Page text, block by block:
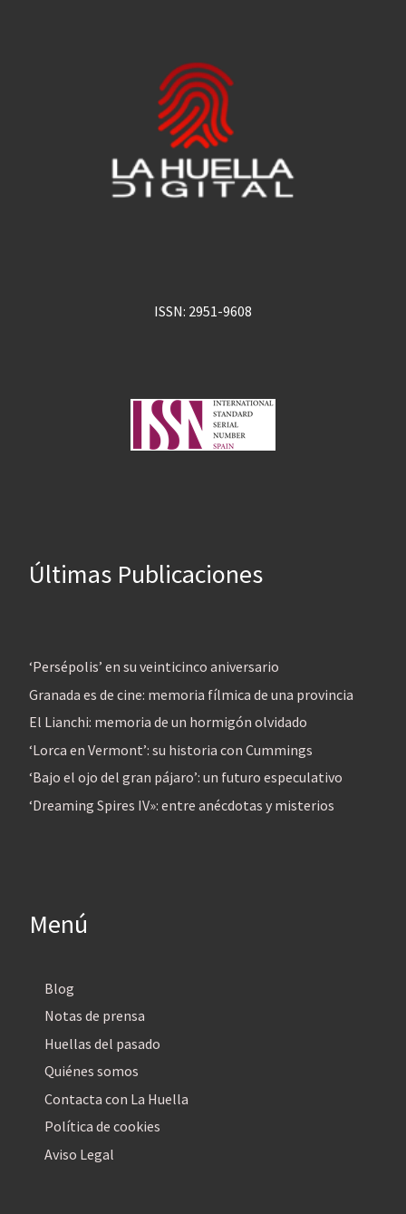
ISSN: 2951-9608
Últimas Publicaciones
‘Persépolis’ en su veinticinco aniversario
Granada es de cine: memoria fílmica de una provincia
El Lianchi: memoria de un hormigón olvidado
‘Lorca en Vermont’: su historia con Cummings
‘Bajo el ojo del gran pájaro’: un futuro especulativo
‘Dreaming Spires IV»: entre anécdotas y misterios
Menú
Blog
Notas de prensa
Huellas del pasado
Quiénes somos
Contacta con La Huella
Política de cookies
Aviso Legal